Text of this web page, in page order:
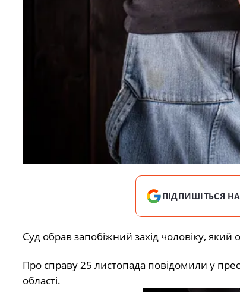
ПІДПИШІТЬСЯ НА
Суд обрав запобіжний захід чоловіку, який
Про справу 25 листопада повідомили у
області.